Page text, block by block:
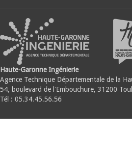
Haute-Garonne Ingénierie
Agence Technique Départementale de la
54, boulevard de l'Embouchure, 31200
Tél : 05.34.45.56.56